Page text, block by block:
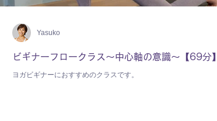
ビギナーフロークラス～中心軸の意識～【69分】
ヨガビギナーにおすすめのクラスです。
Yasuko